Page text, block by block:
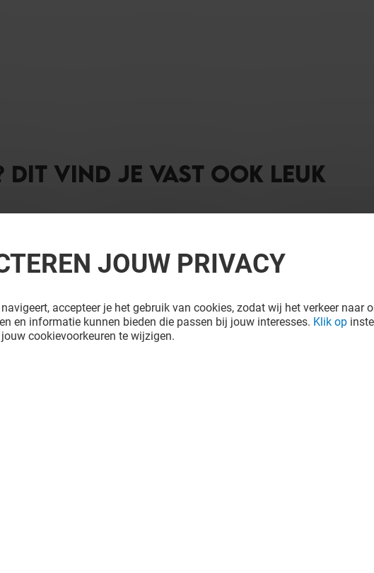
DIT VIND JE VAST OOK LEUK
JOUW PRIVACY
accepteer je het gebruik van cookies, zodat wij het verkeer naar
en informatie kunnen bieden die passen bij jouw interesses. Klik op
cookievoorkeuren te wijzigen.